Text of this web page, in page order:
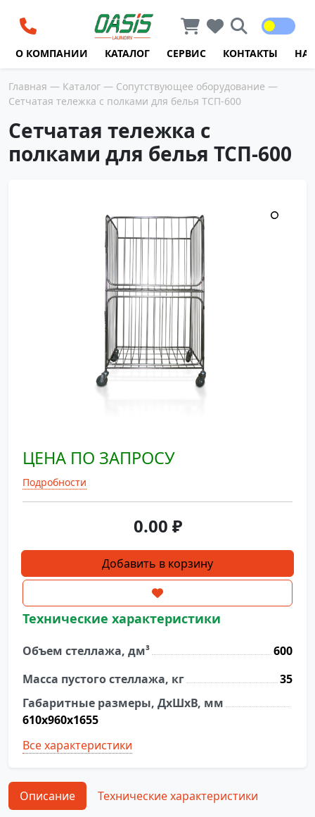
О КОМПАНИИ КАТАЛОГ СЕРВИС КОНТАКТЫ
Главная — Каталог — Сопутствующее оборудование —
Сетчатая тележка с полками для белья ТСП-600
Сетчатая тележка с
полками для белья ТСП-600
ЦЕНА ПО ЗАПРОСУ
Подробности
0.00 ₽
Количество
товара
тележка
с
для
белья
Добавить в корзину
Технические характеристики
Объем стеллажа, дм³
600
Масса пустого стеллажа, кг
35
Габаритные размеры, ДхШхВ, мм
610х960х1655
Все характеристики
Описание Технические характеристики